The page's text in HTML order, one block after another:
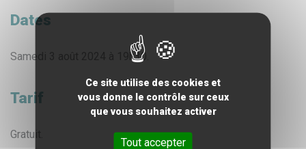
Dates
Samedi 3 août 2024 à 19h30.
Tarif
Gratuit.
Ce site utilise des cookies et
vous donne le contrôle sur ceux
que vous souhaitez activer
Tout accepter